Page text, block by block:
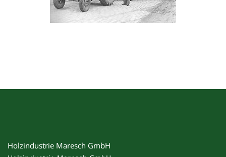
Holzindustrie Maresch GmbH